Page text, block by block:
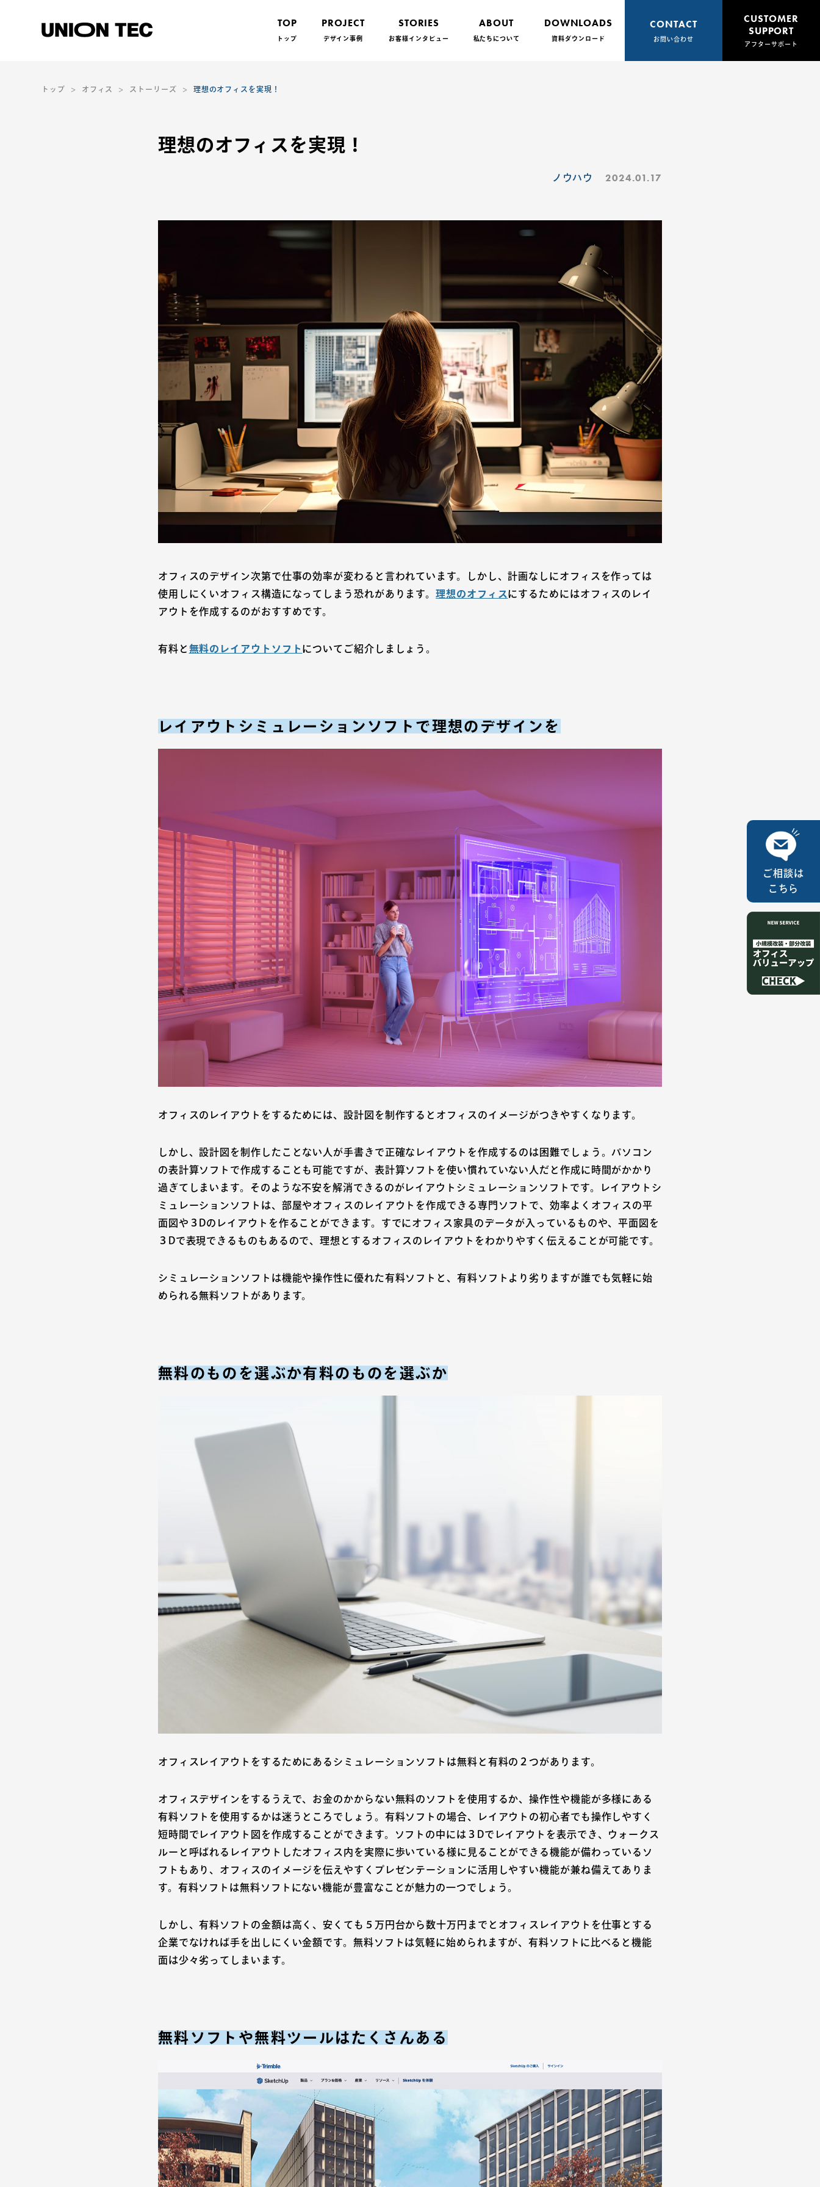
TOP
トップ
PROJECT
デザイン事例
STORIES
お客様インタビュー
ABOUT
私たちについて
DOWNLOADS
資料ダウンロード
CONTACT
お問い合わせ
CUSTOMER
SUPPORT
アフターサポート
トップ オフィス ストーリーズ 理想のオフィスを実現！
理想のオフィスを実現！
ノウハウ 2024.01.17
オフィスのデザイン次第で仕事の効率が変わると言われています。しかし、計画なしにオフィスを作っては
使用しにくいオフィス構造になってしまう恐れがあります。理想のオフィス にするためにはオフィスのレイ
アウトを作成するのがおすすめです。
有料と 無料のレイアウトソフト についてご紹介しましょう。
レイアウトシミュレーションソフトで理想のデザインを
オフィスのレイアウトをするためには、設計図を制作するとオフィスのイメージがつきやすくなります。
しかし、設計図を制作したことない人が手書きで正確なレイアウトを作成するのは困難でしょう。パソコン
の表計算ソフトで作成することも可能ですが、表計算ソフトを使い慣れていない人だと作成に時間がかかり
過ぎてしまいます。そのような不安を解消できるのがレイアウトシミュレーションソフトです。レイアウトシ
ミュレーションソフトは、部屋やオフィスのレイアウトを作成できる専門ソフトで、効率よくオフィスの平
面図や３Dのレイアウトを作ることができます。すでにオフィス家具のデータが入っているものや、平面図を
３Dで表現できるものもあるので、理想とするオフィスのレイアウトをわかりやすく伝えることが可能です。
シミュレーションソフトは機能や操作性に優れた有料ソフトと、有料ソフトより劣りますが誰でも気軽に始
められる無料ソフトがあります。
無料のものを選ぶか有料のものを選ぶか
オフィスレイアウトをするためにあるシミュレーションソフトは無料と有料の２つがあります。
オフィスデザインをするうえで、お金のかからない無料のソフトを使用するか、操作性や機能が多様にある
有料ソフトを使用するかは迷うところでしょう。有料ソフトの場合、レイアウトの初心者でも操作しやすく
短時間でレイアウト図を作成することができます。ソフトの中には３Dでレイアウトを表示でき、ウォークス
ルーと呼ばれるレイアウトしたオフィス内を実際に歩いている様に見ることができる機能が備わっているソ
フトもあり、オフィスのイメージを伝えやすくプレゼンテーションに活用しやすい機能が兼ね備えてありま
す。有料ソフトは無料ソフトにない機能が豊富なことが魅力の一つでしょう。
しかし、有料ソフトの金額は高く、安くても５万円台から数十万円までとオフィスレイアウトを仕事とする
企業でなければ手を出しにくい金額です。無料ソフトは気軽に始められますが、有料ソフトに比べると機能
面は少々劣ってしまいます。
無料ソフトや無料ツールはたくさんある
ご相談は
こちら